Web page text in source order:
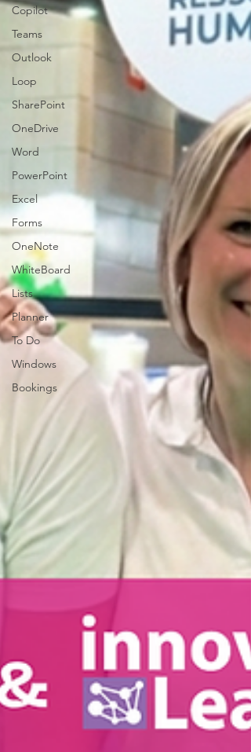
Copilot
Teams
Outlook
Loop
SharePoint
OneDrive
Word
PowerPoint
Excel
Forms
OneNote
WhiteBoard
Lists
Planner
To Do
Windows
Bookings